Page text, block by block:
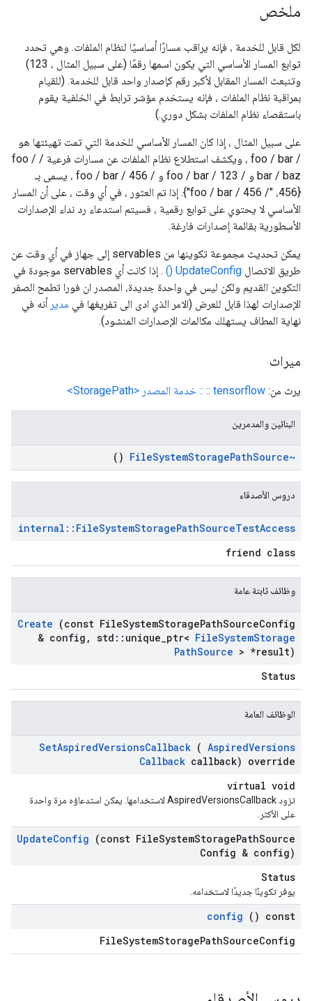
ملخص
لكل قابل للخدمة ، فإنه يراقب مسارًا أساسيًا لنظام الملفات. وهي تحدد
توابع المسار الأساسي التي يكون اسمها رقمًا (على سبيل المثال ، 123)
وتنبعث المسار المقابل لأكبر رقم كإصدار واحد قابل للخدمة. (للقيام
بمراقبة نظام الملفات ، فإنه يستخدم مؤشر ترابط في الخلفية يقوم
باستقصاء نظام الملفات بشكل دوري.)
على سبيل المثال ، إذا كان المسار الأساسي للخدمة التي تمت تهيئتها هو
/ foo / bar ، ويكشف استطلاع نظام الملفات عن مسارات فرعية / foo /
bar / baz و / foo / bar / 123 و / foo / bar / 456 ، يسمى بـ
{456، "/ foo / bar / 456"}. إذا تم العثور ، في أي وقت ، على أن المسار
الأساسي لا يحتوي على توابع رقمية ، فسيتم استدعاء رد نداء الإصدارات
الأسطورية بقائمة إصدارات فارغة.
يمكن تحديث مجموعة تكوينها من servables إلى جهاز في أي وقت عن
طريق الاتصال UpdateConfig ()
. إذا كانت أي servables موجودة في
التكوين القديم ولكن ليس في واحدة جديدة، المصدر ان فورا تطمح الصفر
الإصدارات لهذا قابل للعرض (الامر الذي ادى الى تفريغها في مدير أنه في
نهاية المطاف يستهلك مكالمات الإصدارات المنشود).
ميراث
يرث من: tensorflow :: :: خدمة المصدر <StoragePath>
البنائين والمدمرين
~File
SystemStoragePathSource
()
دروس الأصدقاء
internal :: FileSystemStoragePathSourceTestAccess
friend class
وظائف ثابتة عامة
Create (const FileSystemStoragePathSourceConfig
& config , std :: unique ptr< FileSystemStorage
PathSource > *result)
Status
الوظائف العامة
SetAspiredVersionsCallback ( AspiredVersions
Callback callback) override
virtual void
تزود AspiredVersionsCallback لاستخدامها. يمكن استدعاؤه مرة واحدة
على الأكثر.
UpdateConfig (const FileSystemStoragePathSource
Config & config)
Status
يوفر تكوينًا جديدًا لاستخدامه.
config () const
FileSystemStoragePathSourceConfig